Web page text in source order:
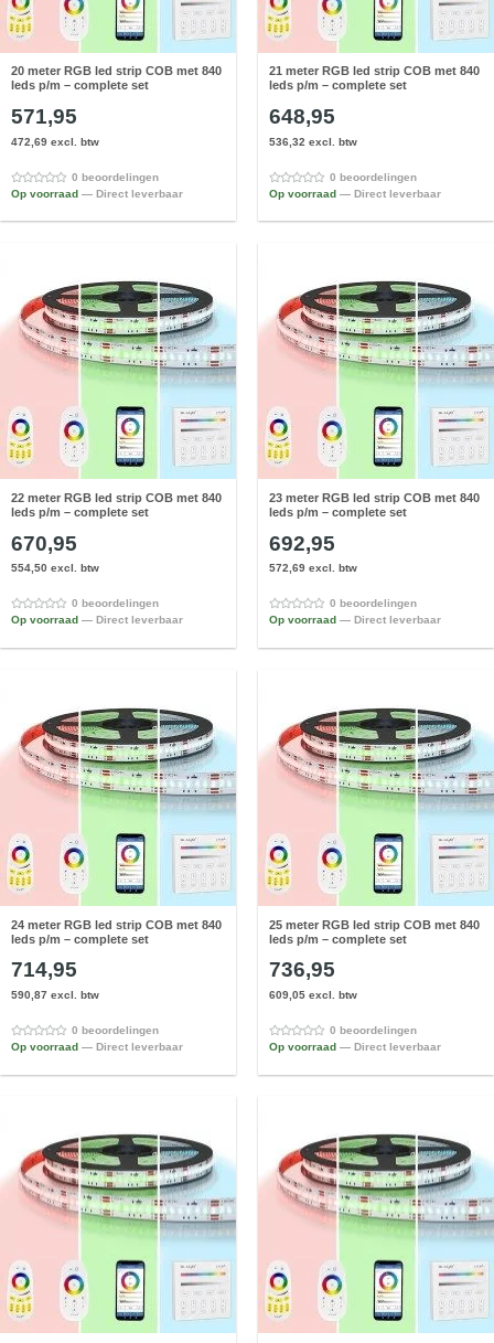
20 meter RGB led strip COB met 840
leds p/m – complete set
571,95
472,69 excl. btw
0 beoordelingen
Op voorraad — Direct leverbaar
21 meter RGB led strip COB met 840
leds p/m – complete set
648,95
536,32 excl. btw
0 beoordelingen
Op voorraad — Direct leverbaar
22 meter RGB led strip COB met 840
leds p/m – complete set
670,95
554,50 excl. btw
0 beoordelingen
Op voorraad — Direct leverbaar
23 meter RGB led strip COB met 840
leds p/m – complete set
692,95
572,69 excl. btw
0 beoordelingen
Op voorraad — Direct leverbaar
24 meter RGB led strip COB met 840
leds p/m – complete set
714,95
590,87 excl. btw
0 beoordelingen
Op voorraad — Direct leverbaar
25 meter RGB led strip COB met 840
leds p/m – complete set
736,95
609,05 excl. btw
0 beoordelingen
Op voorraad — Direct leverbaar